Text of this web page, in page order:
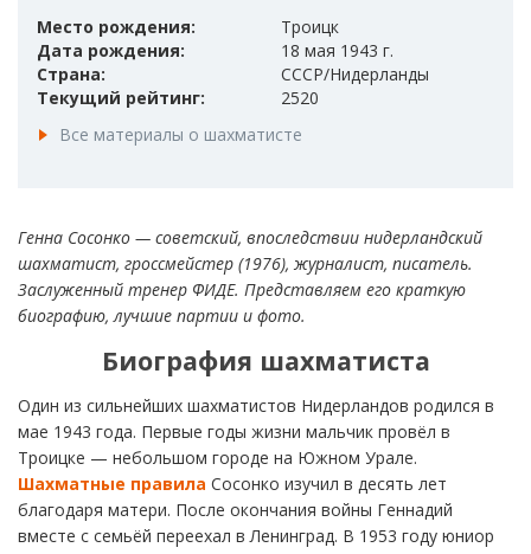
Место рождения:
Троицк
Дата рождения:
18 мая 1943 г.
Страна:
СССР/Нидерланды
Текущий рейтинг:
2520
Все материалы о шахматисте
Генна Сосонко — советский, впоследствии нидерландский
шахматист, гроссмейстер (1976), журналист, писатель.
Заслуженный тренер ФИДЕ. Представляем его краткую
биографию, лучшие партии и фото.
Биография шахматиста
Один из сильнейших шахматистов Нидерландов родился в
мае 1943 года. Первые годы жизни мальчик провёл в
Троицке — небольшом городе на Южном Урале.
Шахматные правила Сосонко изучил в десять лет
благодаря матери. После окончания войны Геннадий
вместе с семьёй переехал в Ленинград. В 1953 году юниор